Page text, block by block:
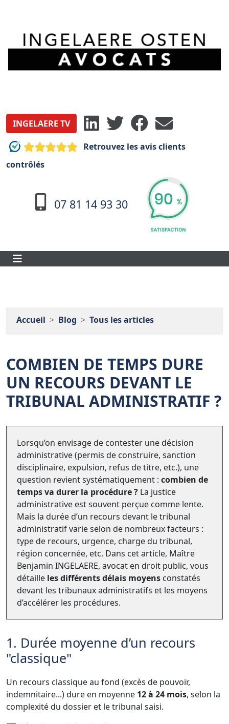
INGELAERE TV
Retrouvez les avis clients
contrôlés
07 81 14 93 30
Accueil Blog Tous les articles
COMBIEN DE TEMPS DURE
UN RECOURS DEVANT LE
TRIBUNAL ADMINISTRATIF ?
Lorsqu’on envisage de contester une décision
administrative (permis de construire, sanction
disciplinaire, expulsion, refus de titre, etc.), une
question revient systématiquement : combien de
temps va durer la procédure ? La justice
administrative est souvent perçue comme lente.
Mais la durée d’un recours devant le tribunal
administratif varie selon de nombreux facteurs :
type de recours, urgence, charge du tribunal,
région concernée, etc. Dans cet article, Maître
Benjamin INGELAERE, avocat en droit public, vous
détaille les différents délais moyens constatés
devant les tribunaux administratifs et les moyens
d’accélérer les procédures.
1. Durée moyenne d’un recours
"classique"
Un recours classique au fond (excès de pouvoir,
indemnitaire...) dure en moyenne 12 à 24 mois, selon la
complexité du dossier et le tribunal saisi.